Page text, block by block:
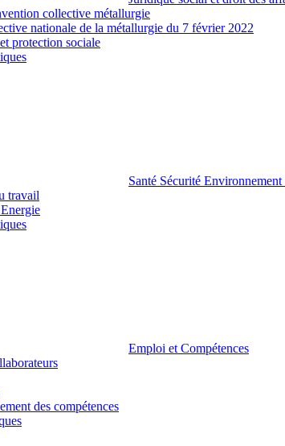
collective métallurgie
nationale de la métallurgie du 7 février 2022
protection sociale
Santé Sécurité
travail
Emploi et Compétences
des compétences